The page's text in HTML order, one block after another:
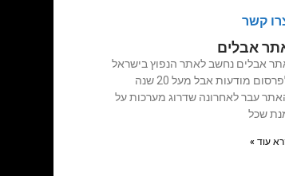
קשר
אבלים
אבלים נחשב לאתר הנפוץ בישראל
לפרסום מודעות אבל מעל 20 שנה
עבר לאחרונה שדרוג מערכות על
שכל
עוד »